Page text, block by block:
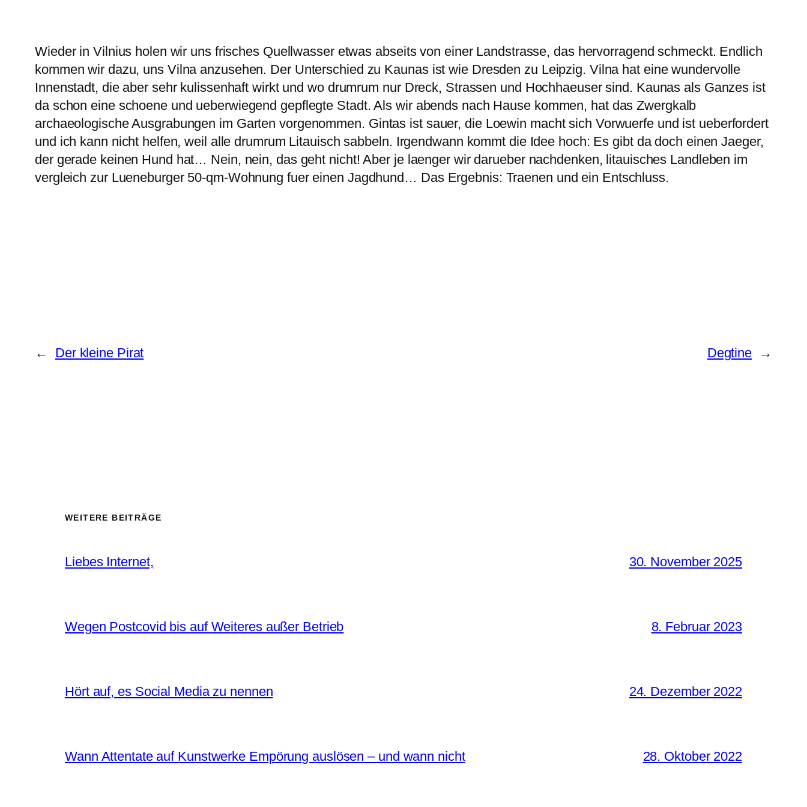
Wieder in Vilnius holen wir uns frisches Quellwasser etwas abseits von einer Landstrasse, das hervorragend schmeckt. Endlich
kommen wir dazu, uns Vilna anzusehen. Der Unterschied zu Kaunas ist wie Dresden zu Leipzig. Vilna hat eine wundervolle
Innenstadt, die aber sehr kulissenhaft wirkt und wo drumrum nur Dreck, Strassen und Hochhaeuser sind. Kaunas als Ganzes ist
da schon eine schoene und ueberwiegend gepflegte Stadt. Als wir abends nach Hause kommen, hat das Zwergkalb
archaeologische Ausgrabungen im Garten vorgenommen. Gintas ist sauer, die Loewin macht sich Vorwuerfe und ist ueberfordert
und ich kann nicht helfen, weil alle drumrum Litauisch sabbeln. Irgendwann kommt die Idee hoch: Es gibt da doch einen Jaeger,
der gerade keinen Hund hat… Nein, nein, das geht nicht! Aber je laenger wir darueber nachdenken, litauisches Landleben im
vergleich zur Lueneburger 50-qm-Wohnung fuer einen Jagdhund… Das Ergebnis: Traenen und ein Entschluss.
← Der kleine Pirat Degtine →
WEITERE BEITRÄGE
Liebes Internet, 30. November 2025
Wegen Postcovid bis auf Weiteres außer Betrieb 8. Februar 2023
Hört auf, es Social Media zu nennen 24. Dezember 2022
Wann Attentate auf Kunstwerke Empörung auslösen – und wann nicht 28. Oktober 2022